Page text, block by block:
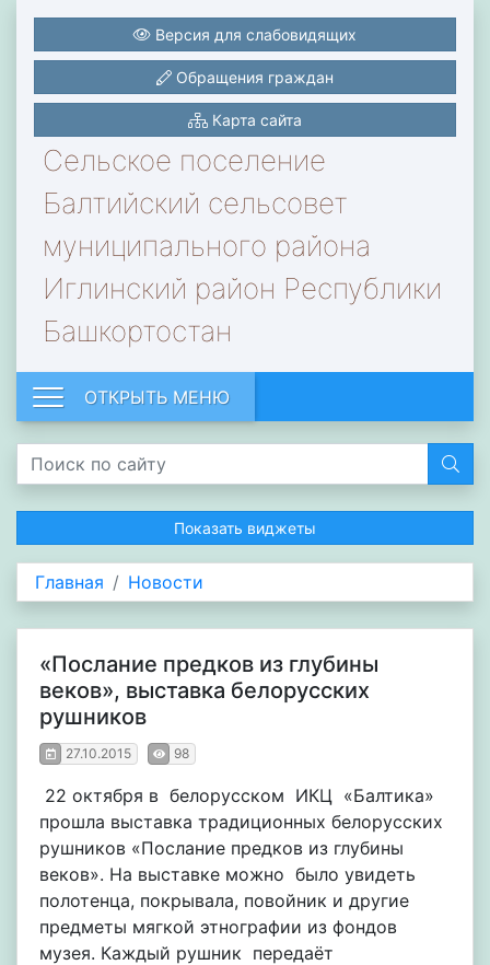
Сельское поселение
Балтийский сельсовет
муниципального района
Иглинский район Республики
Башкортостан
Версия для слабовидящих
Обращения граждан
Карта сайта
ОТКРЫТЬ МЕНЮ
Показать виджеты
Главная Новости
«Послание предков из глубины
веков», выставка белорусских
рушников
27.10.2015 98
22 октября в белорусском ИКЦ «Балтика»
прошла ​​выставка традиционных белорусских
рушников «Послание предков из глубины
веков». На выставке можно было увидеть
полотенца, покрывала, повойник и другие
предметы мягкой этнографии из фондов
музея. Каждый рушник передаёт